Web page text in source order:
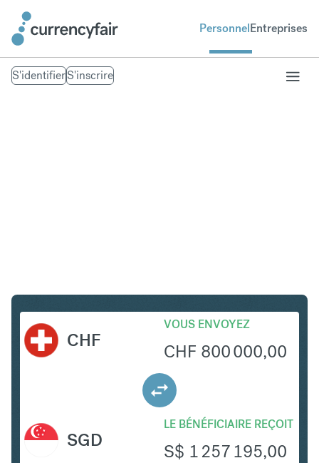
PersonnelEntreprises
S'identifierS'inscrire
CHF
VOUS ENVOYEZ
CHF 800 000,00
LE BÉNÉFICIAIRE REÇOIT
S$ 1 257 195,00
SGD